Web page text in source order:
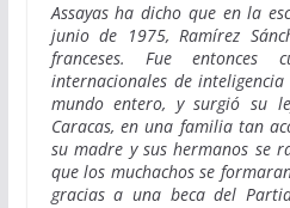
Assayas ha dicho que en la
junio de 1975, Ramírez
franceses. Fue entonces
internacionales de
mundo entero, y surgió su
Caracas, en una familia tan
su madre y sus hermanos se
que los muchachos se
gracias a una beca del